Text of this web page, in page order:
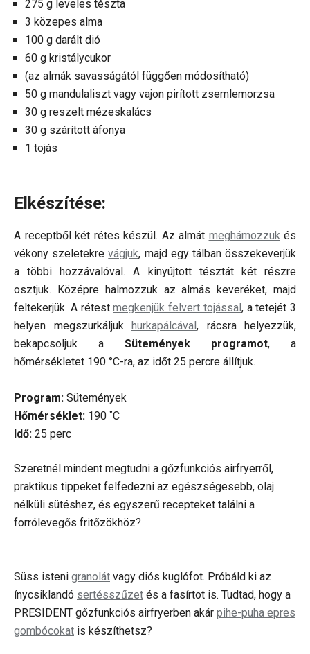
275 g leveles tészta
3 közepes alma
100 g darált dió
60 g kristálycukor
(az almák savasságától függően módosítható)
50 g mandulaliszt vagy vajon pirított zsemlemorzsa
30 g reszelt mézeskalács
30 g szárított áfonya
1 tojás
Elkészítése:
A receptből két rétes készül. Az almát meghámozzukés
vékony szeletekrevágjuk, majd egy tálban összekeverjük
a többi hozzávalóval. A kinyújtott tésztát két részre
osztjuk. Középre halmozzuk az almás keveréket, majd
feltekerjük. A rétestmegkenjük felvert tojással, a tetejét 3
helyen megszurkáljuk hurkapálcával, rácsra helyezzük,
bekapcsoljuk a Sütemények programot, a
hőmérsékletet 190 °C-ra, az időt 25 percre állítjuk.
Program: Sütemények
Hőmérséklet: 190 ˚C
Idő: 25 perc
Szeretnél mindent megtudni a gőzfunkciós airfryerről,
praktikus tippeket felfedezni az egészségesebb, olaj
nélküli sütéshez, és egyszerű recepteket találni a
forrólevegős fritőzökhöz?
Süss isteni granolát vagy diós kuglófot. Próbáld ki az
ínycsiklandó sertésszűzet és a fasírtot is. Tudtad, hogy a
PRESIDENT gőzfunkciós airfryerben akár pihe-puha epres
gombócokat is készíthetsz?